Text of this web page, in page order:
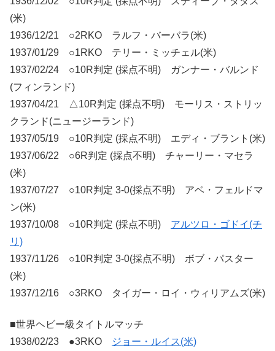
(米)
1936/12/21 ○2RKO ラルフ・バーバラ(米)
1937/01/29 ○1RKO テリー・ミッチェル(米)
1937/02/24 ○10R判定 (採点不明) ガンナー・バルンド
(フィンランド)
1937/04/21 △10R判定 (採点不明) モーリス・ストリッ
クランド(ニュージーランド)
1937/05/19 ○10R判定 (採点不明) エディ・ブラント(米)
1937/06/22 ○6R判定 (採点不明) チャーリー・マセラ
(米)
1937/07/27 ○10R判定 3-0(採点不明) アベ・フェルドマ
ン(米)
1937/10/08 ○10R判定 (採点不明) アルツロ・ゴドイ(チ
リ)
1937/11/26 ○10R判定 3-0(採点不明) ボブ・パスター
(米)
1937/12/16 ○3RKO タイガー・ロイ・ウィリアムズ(米)
■世界ヘビー級タイトルマッチ
1938/02/23 ●3RKO
ジョー・ルイス(米)